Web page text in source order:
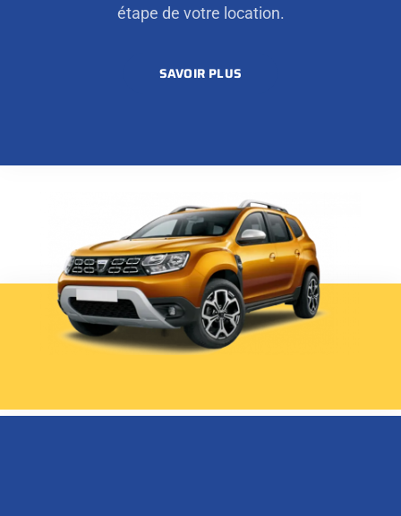
étape de votre location.
SAVOIR PLUS